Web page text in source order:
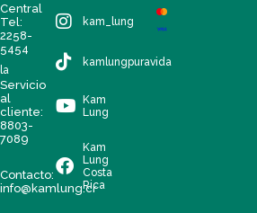
Central
Tel:
2258-
5454
Servicio
al
cliente:
8803-
7089
Contacto:
info@kamlung.cr
kam_lung
kamlungpuravida
Kam
Lung
Kam
Lung
Costa
Rica